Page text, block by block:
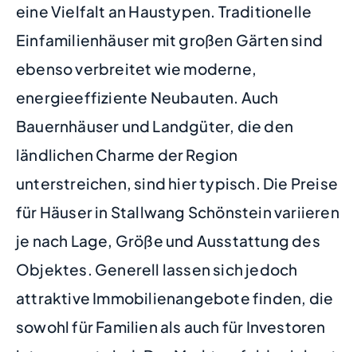
eine Vielfalt an Haustypen. Traditionelle
Einfamilienhäuser mit großen Gärten sind
ebenso verbreitet wie moderne,
energieeffiziente Neubauten. Auch
Bauernhäuser und Landgüter, die den
ländlichen Charme der Region
unterstreichen, sind hier typisch. Die Preise
für Häuser in Stallwang Schönstein variieren
je nach Lage, Größe und Ausstattung des
Objektes. Generell lassen sich jedoch
attraktive Immobilienangebote finden, die
sowohl für Familien als auch für Investoren